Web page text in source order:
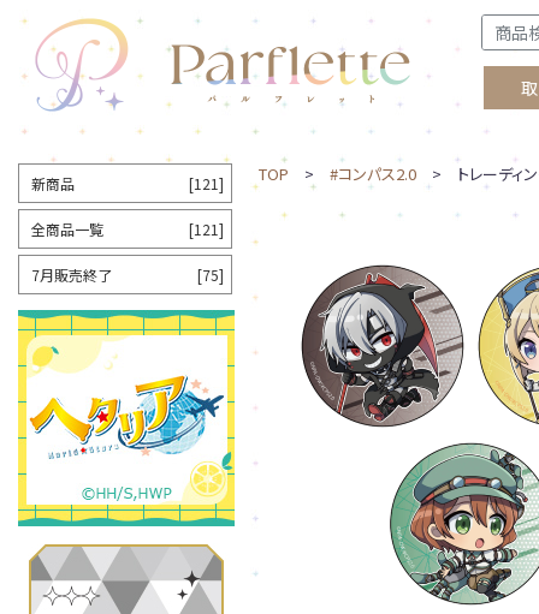
TOP > #コンパス2.0 > トレーディン
新商品 [121]
全商品一覧 [121]
7月販売終了 [75]